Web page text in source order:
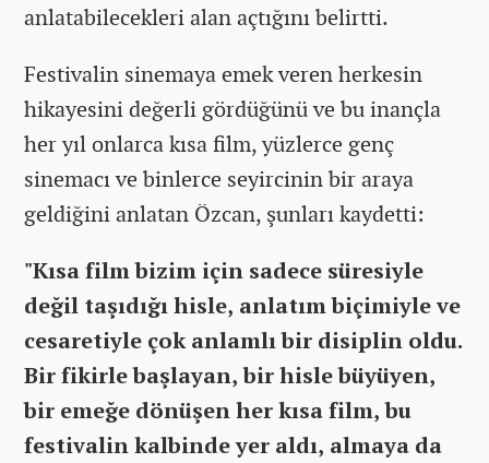
anlatabilecekleri alan açtığını belirtti.
Festivalin sinemaya emek veren herkesin
hikayesini değerli gördüğünü ve bu inançla
her yıl onlarca kısa film, yüzlerce genç
sinemacı ve binlerce seyircinin bir araya
geldiğini anlatan Özcan, şunları kaydetti:
"Kısa film bizim için sadece süresiyle
değil taşıdığı hisle, anlatım biçimiyle ve
cesaretiyle çok anlamlı bir disiplin oldu.
Bir fikirle başlayan, bir hisle büyüyen,
bir emeğe dönüşen her kısa film, bu
festivalin kalbinde yer aldı, almaya da